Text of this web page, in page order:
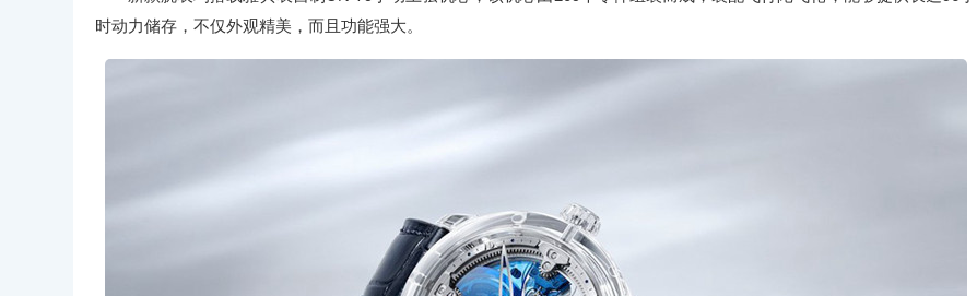
时动力储存，不仅外观精美，而且功能强大。